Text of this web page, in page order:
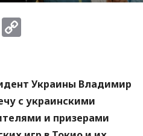
WhatsApp
Украины Владимир
с украинскими
и призерами